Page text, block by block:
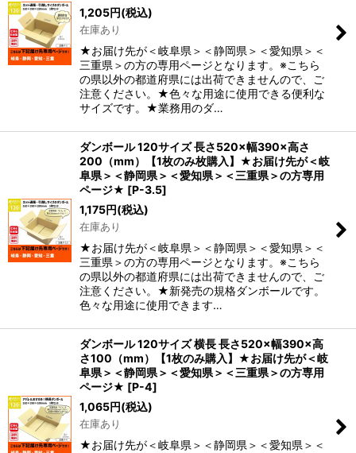
1,205円(税込)
在庫あり
★お届け先が＜岐阜県＞＜静岡県＞＜愛知県＞＜
三重県＞の方の専用ページとなります。※こちら
の県以外の都道府県には出荷できませんので、ご
注意ください。★色々な用途に使用できる便利な
サイズです。★業務用のダ…
ダンボール 120サイズ 長さ520×幅390×高さ
200（mm）【1枚のみ枚購入】★お届け先が＜岐
阜県＞＜静岡県＞＜愛知県＞＜三重県＞の方専用
ページ★ [P-3.5]
1,175円(税込)
在庫あり
★お届け先が＜岐阜県＞＜静岡県＞＜愛知県＞＜
三重県＞の方の専用ページとなります。※こちら
の県以外の都道府県には出荷できませんので、ご
注意ください。★新発売の規格ダンボールです。
色々な用途に使用できます…
ダンボール 120サイズ 横長 長さ520×幅390×高
さ100（mm）【1枚のみ購入】★お届け先が＜岐
阜県＞＜静岡県＞＜愛知県＞＜三重県＞の方専用
ページ★ [P-4]
1,065円(税込)
在庫あり
★お届け先が＜岐阜県＞＜静岡県＞＜愛知県＞＜